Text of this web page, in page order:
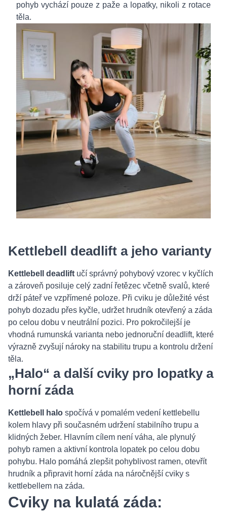
pohyb vychází pouze z paže a lopatky, nikoli z rotace
těla.
Kettlebell deadlift a jeho varianty
Kettlebell deadlift učí správný pohybový vzorec v kyčlích
a zároveň posiluje celý zadní řetězec včetně svalů, které
drží páteř ve vzpřímené poloze. Při cviku je důležité vést
pohyb dozadu přes kyčle, udržet hrudník otevřený a záda
po celou dobu v neutrální pozici. Pro pokročilejší je
vhodná rumunská varianta nebo jednoruční deadlift, které
výrazně zvyšují nároky na stabilitu trupu a kontrolu držení
těla.
„Halo“ a další cviky pro lopatky a
horní záda
Kettlebell halo spočívá v pomalém vedení kettlebellu
kolem hlavy při současném udržení stabilního trupu a
klidných žeber. Hlavním cílem není váha, ale plynulý
pohyb ramen a aktivní kontrola lopatek po celou dobu
pohybu. Halo pomáhá zlepšit pohyblivost ramen, otevřít
hrudník a připravit horní záda na náročnější cviky s
kettlebellem na záda.
Cviky na kulatá záda: